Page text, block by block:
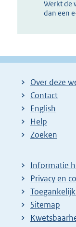
Werkt de
dan een
Over deze
Contact
English
Help
Zoeken
Informatie
Privacy en
Sitemap
E